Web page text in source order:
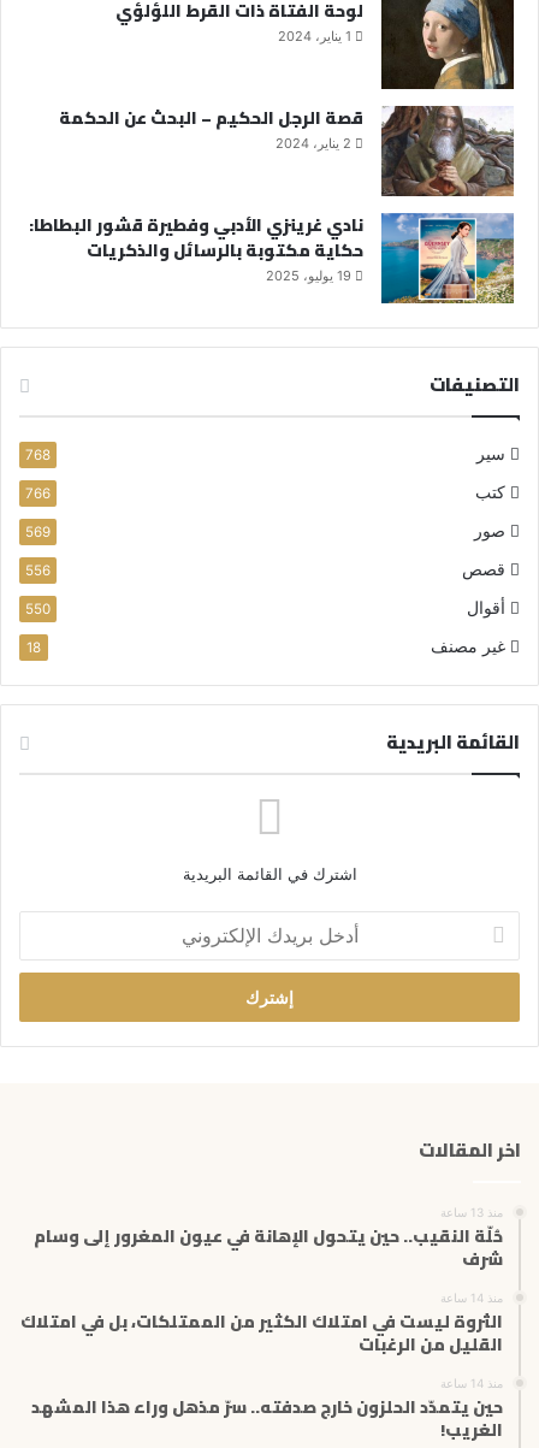
لوحة الفتاة ذات القرط اللؤلؤي
1 يناير، 2024
قصة الرجل الحكيم – البحث عن الحكمة
2 يناير، 2024
نادي غرينزي الأدبي وفطيرة قشور البطاطا:
حكاية مكتوبة بالرسائل والذكريات
19 يوليو، 2025
التصنيفات
سير 768
كتب 766
صور 569
قصص 556
أقوال 550
غير مصنف 18
القائمة البريدية
اشترك في القائمة البريدية
خ
ب
ر
ر
ي
اخر المقالات
منذ 13 ساعة
حُلّة النقيب.. حين يتحول الإهانة في عيون المغرور إلى وسام
شرف
منذ 14 ساعة
الثروة ليست في امتلاك الكثير من الممتلكات، بل في امتلاك
القليل من الرغبات
منذ 14 ساعة
حين يتمدّد الحلزون خارج صدفته.. سرّ مذهل وراء هذا المشهد
الغريب!